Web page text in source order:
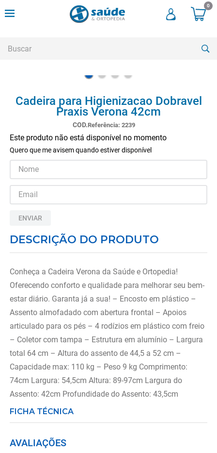
0
Cadeira para Higienizacao Dobravel
Praxis Verona 42cm
Referência: 2239
Este produto não está disponível no momento
Quero que me avisem quando estiver disponível
ENVIAR
DESCRIÇÃO DO PRODUTO
Conheça a Cadeira Verona da Saúde e Ortopedia!
Oferecendo conforto e qualidade para melhorar seu bem-
estar diário. Garanta já a sua! – Encosto em plástico –
Assento almofadado com abertura frontal – Apoios
articulado para os pés – 4 rodízios em plástico com freio
– Coletor com tampa – Estrutura em alumínio – Largura
total 64 cm – Altura do assento de 44,5 a 52 cm –
Capacidade max: 110 kg – Peso 9 kg Comprimento:
74cm Largura: 54,5cm Altura: 89-97cm Largura do
Assento: 42cm Profundidade do Assento: 43,5cm
FICHA TÉCNICA
AVALIAÇÕES
andadores
3º
cadeira rodas
4º
cadeira higienica
tipoia
6º
muleta
7º
munique
almofadas
9º
imobilizador joelho
10º ortese polegar punho